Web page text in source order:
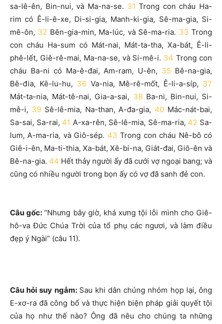
sa-lê-ên, Bin-nui, và Ma-na-se. 31Trong con cháu Ha-
rim có Ê-li-ê-xe, Di-si-gia, Manh-ki-gia, Sê-ma-gia, Si-
mê-ôn, 32 Bên-gia-min, Ma-lúc, và Sê-ma-ria. 33Trong
con cháu Ha-sum có Mát-nai, Mát-ta-tha, Xa-bát, Ê-li-
phê-lết, Giê-rê-mai, Ma-na-se, và Si-mê-i. 34Trong con
cháu Ba-ni có Ma-ê-đai, Am-ram, U-ên, 35 Bê-na-gia,
Bê-đia, Kê-lu-hu, 36 Va-nia, Mê-rê-mốt, Ê-li-a-síp, 37
Mát-ta-nia, Mát-tê-nai, Gia-a-sai, 38 Ba-ni, Bin-nui, Si-
mê-i, 39 Sê-lê-mia, Na-than, A-đa-gia, 40 Mác-nát-bai,
Sa-sai, Sa-rai, 41 A-xa-rên, Sê-lê-mia, Sê-ma-ria, 42 Sa-
lum, A-ma-ria, và Giô-sép. 43Trong con cháu Nê-bô có
Giê-i-ên, Ma-ti-thia, Xa-bát, Xê-bi-na, Giát-đai, Giô-ên và
Bê-na-gia. 44 Hết thảy người ấy đã cưới vợ ngoại bang; và
cũng có nhiều người trong bọn ấy có vợ đã sanh đẻ con.
Câu gốc:“Nhưng bây giờ, khá xưng tội lỗi mình cho Giê-
hô-va Đức Chúa Trời của tổ phụ các ngươi, và làm điều
đẹp ý Ngài” (câu 11).
Câu hỏi suy ngẫm: Sau khi dân chúng nhóm họp lại, ông
E-xơ-ra đã công bố và thực hiện biện pháp giải quyết tội
của họ như thế nào? Ông đã nêu cho chúng ta những